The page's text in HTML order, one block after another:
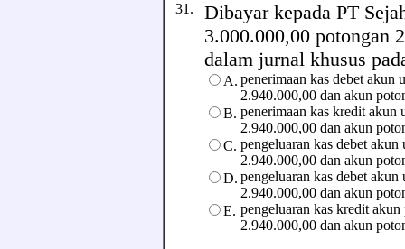
31. Dibayar kepada PT
3.000.000,00 potongan
dalam jurnal khusus
A. penerimaan kas debet akun
2.940.000,00 dan akun
B. penerimaan kas kredit akun
2.940.000,00 dan akun
C. pengeluaran kas debet
2.940.000,00 dan akun
D. pengeluaran kas debet
2.940.000,00 dan akun
E. pengeluaran kas kredit
2.940.000,00 dan akun